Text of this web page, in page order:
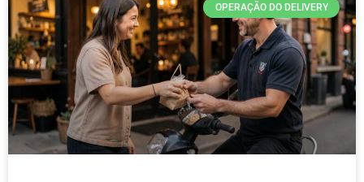
OPERAÇÃO DO DELIVERY